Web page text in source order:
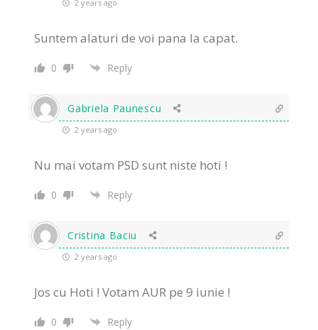
2 years ago
Suntem alaturi de voi pana la capat.
0 Reply
Gabriela Paunescu
2 years ago
Nu mai votam PSD sunt niste hoti !
0 Reply
Cristina Baciu
2 years ago
Jos cu Hoti ! Votam AUR pe 9 iunie !
0 Reply